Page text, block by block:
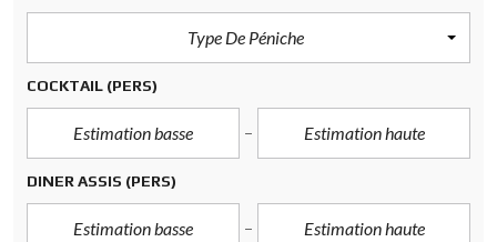
Type De Péniche
COCKTAIL (PERS)
DINER ASSIS (PERS)